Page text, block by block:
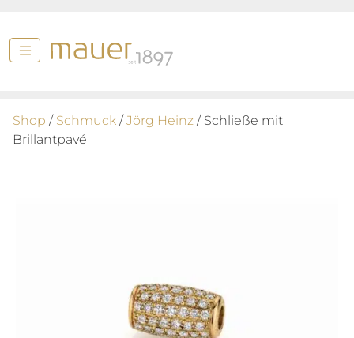
Shop / Schmuck /Jörg Heinz / Schließe mit
Brillantpavé